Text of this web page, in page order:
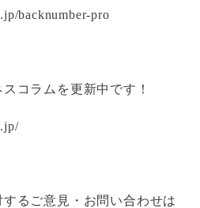
backnumber-pro
コラムを更新中です！
るご意見・お問い合わせは